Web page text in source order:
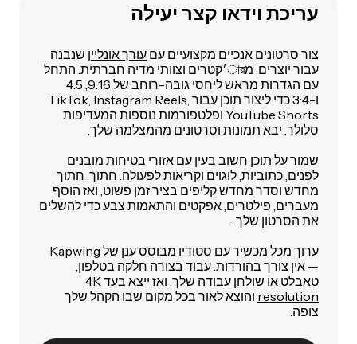
עריכת וידאו קצר יעילה
צור סרטונים אנכיים מקצועיים עם עורך אונליין שנבנה
עבור יוצרים, מার׳קטרים וצוותי מדיה חברתית. התחל
עם הגדרות מראש ליחסי גובה-רוחב של 9:16, 4:5
ו-3:4 כדי ליצור תוכן עבור TikTok, Instagram Reels,
YouTube Shorts ופלטפורמות נוספות המעדיפות
סלולר. יבא תמונות וסרטונים מהמצלמה שלך.
שמור על תוכן חשוב בעין עם אזורי בטיחות מובנים
לפנים, כתוביות, לוגוים וקריאות לפעולה. חתוך, חתוך
מחדש וסדר מחדש קליפים בציר זמן פשוט, ואז הוסף
מעברים, פילטרים, אפקטים והתאמות צבע כדי להשלים
את הסרטון שלך.
ערוך מכל מכשיר עם סטודיו מבוסס ענן של Kapwing
— אין צורך בהורדות. עבוד בצורה חלקה בטלפון,
טאבלט או שולחן עבודה שלך, ואז
ייצא בעד 4K
resolution והוצא לאור בכל מקום שבו הקהל שלך
צופה.